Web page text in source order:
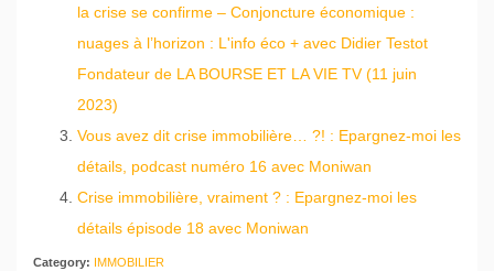
la crise se confirme – Conjoncture économique :
nuages à l’horizon : L'info éco + avec Didier Testot
Fondateur de LA BOURSE ET LA VIE TV (11 juin
2023)
Vous avez dit crise immobilière… ?! : Epargnez-moi les
détails, podcast numéro 16 avec Moniwan
Crise immobilière, vraiment ? : Epargnez-moi les
détails épisode 18 avec Moniwan
Category: IMMOBILIER